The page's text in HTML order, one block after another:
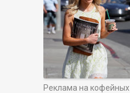
Реклама на кофейных